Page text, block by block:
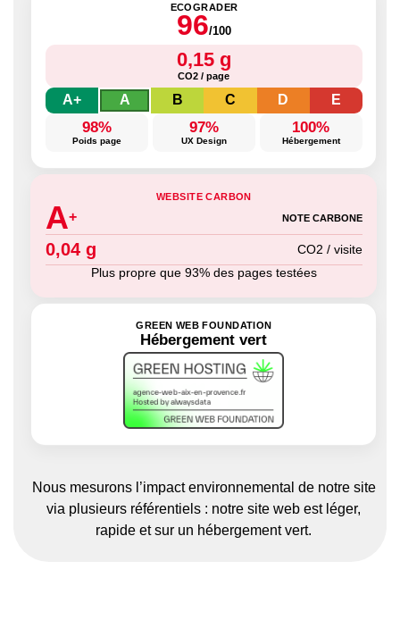
ECOGRADER
96/100
0,15 g
CO2 / page
A+ A B C D E
98%
Poids page
97%
UX Design
100%
Hébergement
WEBSITE CARBON
A+ NOTE CARBONE
0,04 g
CO2 / visite
Plus propre que 93% des pages testées
GREEN WEB FOUNDATION
Hébergement vert
Nous mesurons l’impact environnemental de notre site
via plusieurs référentiels : notre site web est léger,
rapide et sur un hébergement vert.